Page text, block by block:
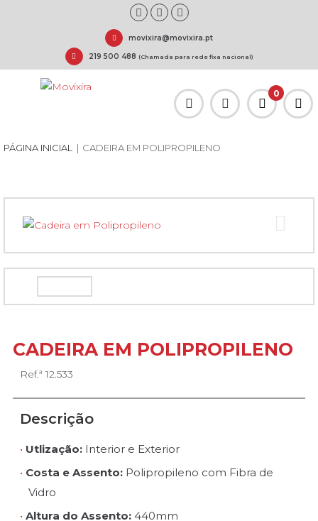
movixira@movixira.pt
219 500 488 (Chamada para rede fixa nacional)
0
PÁGINA INICIAL | CADEIRA EM POLIPROPILENO
CADEIRA EM POLIPROPILENO
Ref.ª 12.533
Descrição
Utlização: Interior e Exterior
Costa e Assento: Polipropileno com Fibra de
Vidro
Altura do Assento: 440mm